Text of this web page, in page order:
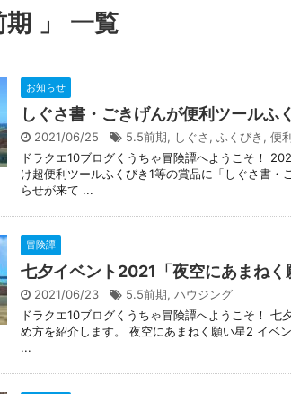
期 」 一覧
お知らせ
しぐさ書・ごきげんが便利ツールふ
2021/06/25 5.5前期, しぐさ , ふくびき , 便
ドラクエ10ブログくうちゃ冒険譚へようこそ！
け超便利ツールふくびき1等の賞品に「しぐさ書
らせが来て ...
冒険譚
七夕イベント2021「夜空にあまね
2021/06/23 5.5前期, ハウジング
ドラクエ10ブログくうちゃ冒険譚へようこそ！
め方を紹介します。 夜空にあまねく願い星2 イベ
...